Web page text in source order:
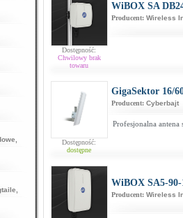
Dostępność:
Chwilowy brak
towaru
WiBOX SA
Producent: Wireless
Dostępność:
dostępne
GigaSektor 16/
Producent: Cyberbajt
Profesjonalna
WiBOX SA5-90-
Producent: Wireless